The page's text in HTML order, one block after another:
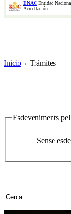
ENAC Entidad
Acreditación
Inicio
Trámites
Esdeveniments
Sense